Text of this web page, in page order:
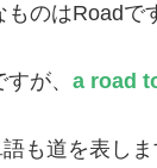
のはRoadで
が、 a road
も道を表しま